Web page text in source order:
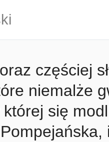
częściej
niemalże
której się